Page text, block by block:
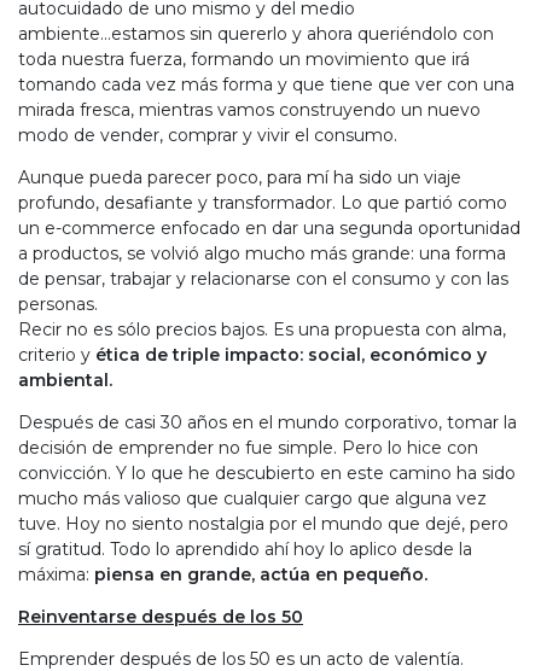
autocuidado de uno mismo y del medio
ambiente...estamos sin quererlo y ahora queriéndolo con
toda nuestra fuerza, formando un movimiento que irá
tomando cada vez más forma y que tiene que ver con una
mirada fresca, mientras vamos construyendo un nuevo
modo de vender, comprar y vivir el consumo.
Aunque pueda parecer poco, para mí ha sido un viaje
profundo, desafiante y transformador. Lo que partió como
un e-commerce enfocado en dar una segunda oportunidad
a productos, se volvió algo mucho más grande: una forma
de pensar, trabajar y relacionarse con el consumo y con las
personas.
Recir no es sólo precios bajos. Es una propuesta con alma,
criterio y ética de triple impacto: social, económico y
ambiental.
Después de casi 30 años en el mundo corporativo, tomar la
decisión de emprender no fue simple. Pero lo hice con
convicción. Y lo que he descubierto en este camino ha sido
mucho más valioso que cualquier cargo que alguna vez
tuve. Hoy no siento nostalgia por el mundo que dejé, pero
sí gratitud. Todo lo aprendido ahí hoy lo aplico desde la
máxima: piensa en grande, actúa en pequeño.
Reinventarse después de los 50
Emprender después de los 50 es un acto de valentía.